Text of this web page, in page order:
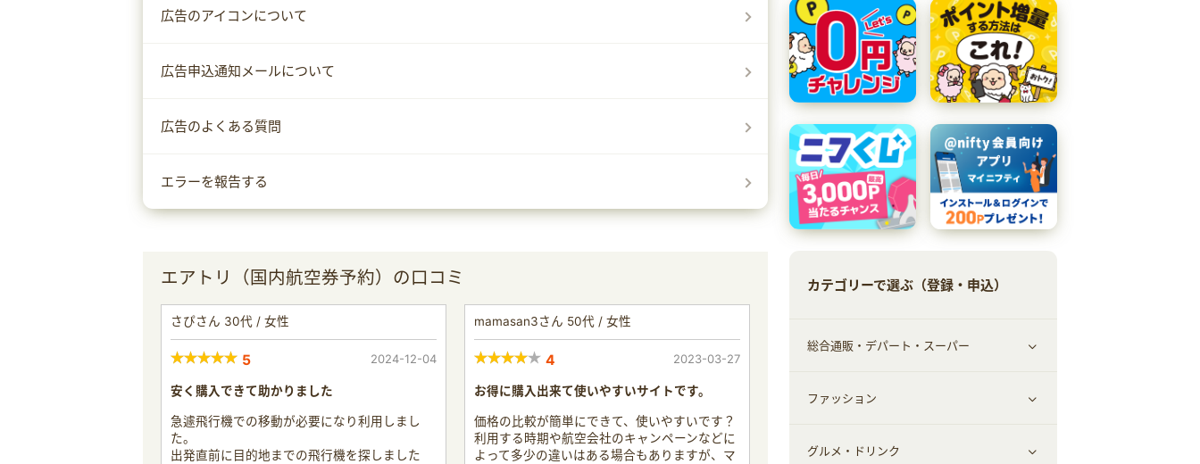
広告のアイコンについて
広告申込通知メールについて
広告のよくある質問
エラーを報告する
エアトリ（国内航空券予約）の口コミ
さぴさん 30代 / 女性
5 2024-12-04
安く購入できて助かりました
急遽飛行機での移動が必要になり利用しまし
た。
出発直前に目的地までの飛行機を探しました
mamasan3さん 50代 / 女性
4 2023-03-27
お得に購入出来て使いやすいサイトです。
価格の比較が簡単にできて、使いやすいです？
利用する時期や航空会社のキャンペーンなどに
よって多少の違いはある場合もありますが、マ
カテゴリーで選ぶ（登録・申込）
総合通販・デパート・スーパー
すべて見る
総合通販
ファッション
すべて見る
グルメ・ドリンク